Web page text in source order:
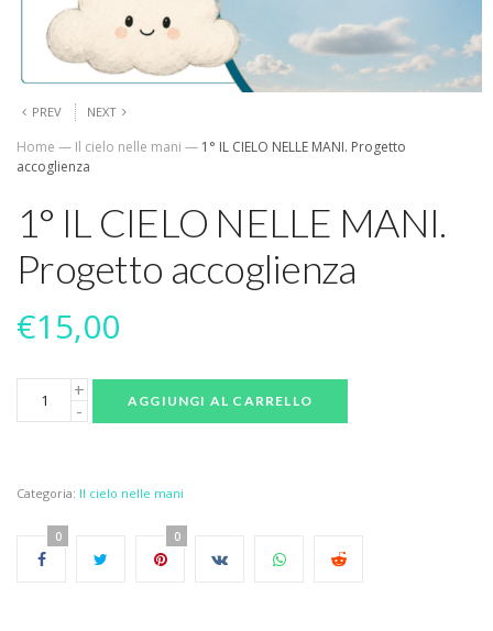
PREV NEXT
Home — Il cielo nelle mani — 1° IL CIELO NELLE MANI. Progetto
accoglienza
1° IL CIELO NELLE MANI.
Progetto accoglienza
€15,00
AGGIUNGI AL CARRELLO
Categoria: Il cielo nelle mani
0 0